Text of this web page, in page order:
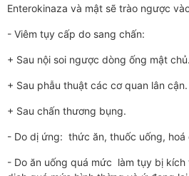
Enterokinaza và mật sẽ trào ngư­­ợc
- Viêm tụy cấp do sang chấn:
+ Sau nội soi ng­­­ược dòng ống mật chủ.
+ Sau phẫu thuật các cơ quan lân cận.
+ Sau chấn th­­­ương bụng.
- Do dị ứng: thức ăn, thuốc uống, hoá
- Do ăn uống quá mức làm tụy bị